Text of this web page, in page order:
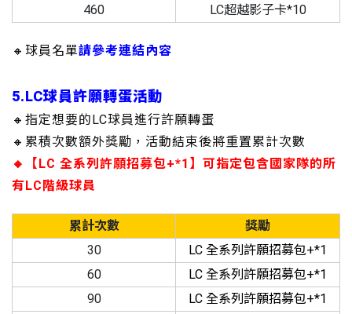
460
LC超越影子卡*10
🔸球員名單請參考連結內容
5.LC球員許願轉蛋活動
🔸指定想要的LC球員進行許願轉蛋
🔸累積次數額外獎勵，活動結束後將重置累計次數
🔸【LC 全系列許願招募包+*1】可指定包含國家隊的所
有LC階級球員
累計次數
獎勵
30
LC 全系列許願招募包+*1
60
LC 全系列許願招募包+*1
90
LC 全系列許願招募包+*1